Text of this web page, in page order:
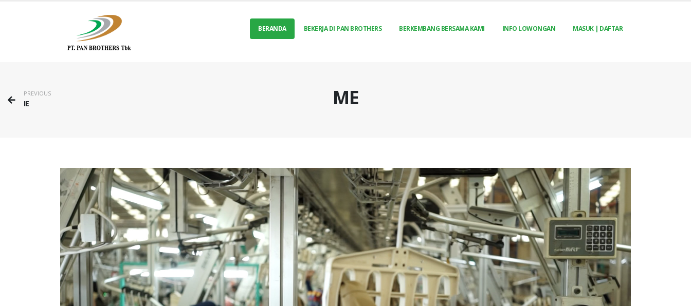
BERANDA BEKERJA DI PAN BROTHERS BERKEMBANG BERSAMA KAMI INFO LOWONGAN MASUK | DAFTAR
PREVIOUS
IE ME